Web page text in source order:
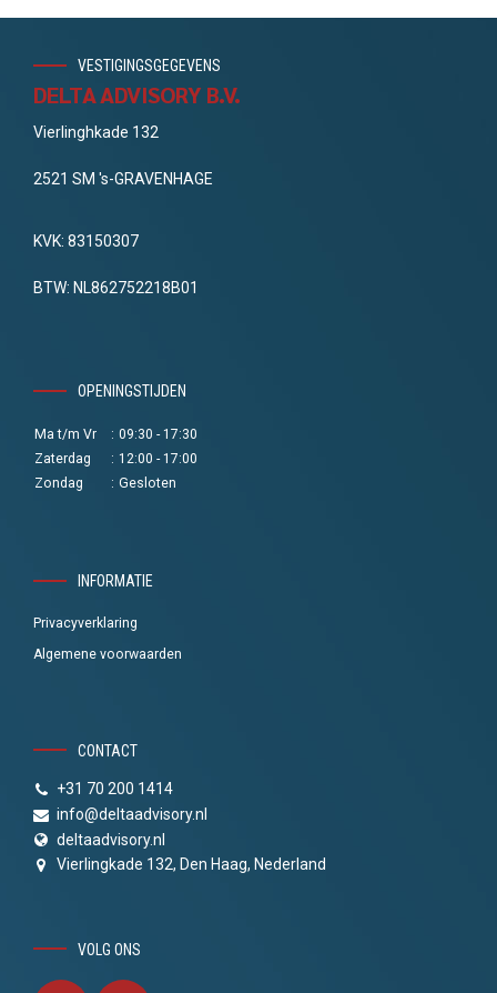
VESTIGINGSGEGEVENS
DELTA ADVISORY B.V.
Vierlinghkade 132
2521 SM 's-GRAVENHAGE
KVK: 83150307
BTW: NL862752218B01
OPENINGSTIJDEN
Ma t/m Vr : 09:30 - 17:30
Zaterdag
: 12:00 - 17:00
Zondag
: Gesloten
INFORMATIE
Privacyverklaring
Algemene voorwaarden
CONTACT
+31 70 200 1414
info@deltaadvisory.nl
deltaadvisory.nl
Vierlingkade 132, Den Haag, Nederland
VOLG ONS